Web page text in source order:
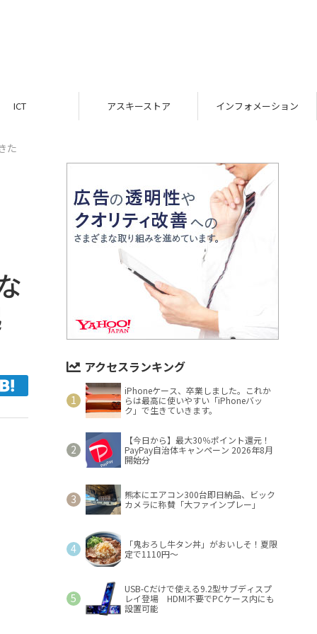
ICT アスキーストア インフォメーション
た
アクセスランキング
iPhoneケース、卒業しました。これか
らは最高に使いやすい「iPhoneバッ
ク」で生きていきます。
【今日から】最大30％ポイント還元！
PayPay自治体キャンペーン 2026年8月
開始分
熊本にエアコン300台即日納品、ビック
カメラに称賛「大ファインプレー」
「鬼おろし牛タン丼」がおいしそ！夏限
定で1110円～
USB-Cだけで使える9.2型サブディスプ
レイ登場 HDMI不要でPCケース内にも
設置可能